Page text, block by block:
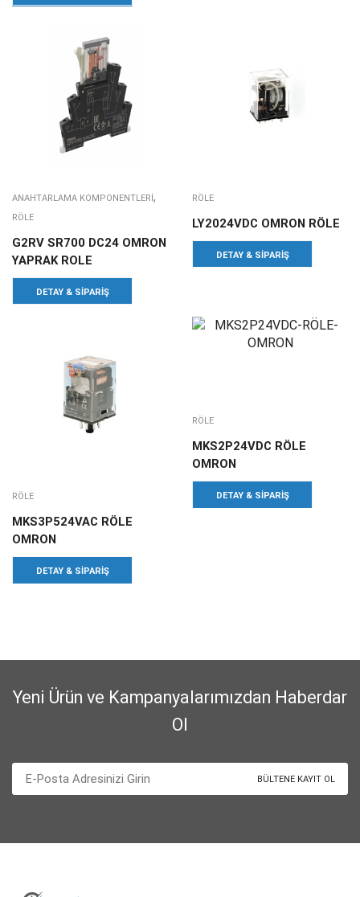
ANAHTARLAMA KOMPONENTLERI,
RÖLE
G2RV SR700 DC24 OMRON
YAPRAK ROLE
DETAY & SIPARIŞ
RÖLE
LY2024VDC OMRON RÖLE
DETAY & SIPARIŞ
RÖLE
MKS3P524VAC RÖLE
OMRON
DETAY & SIPARIŞ
RÖLE
MKS2P24VDC RÖLE
OMRON
DETAY & SIPARIŞ
Yeni Ürün ve Kampanyalarımızdan Haberdar
Ol